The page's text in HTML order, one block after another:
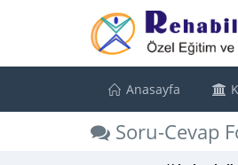
Anasayfa
Soru-Cevap